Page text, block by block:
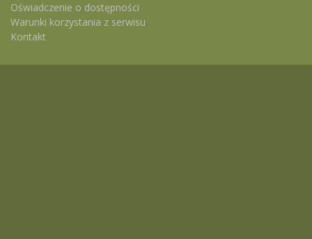
Oświadczenie o dostępności
Warunki korzystania z serwisu
Kontakt